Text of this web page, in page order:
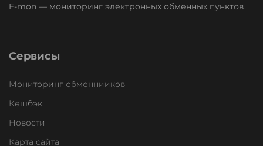
E-mon — мониторинг электронных обменных пунктов.
Сервисы
Мониторинг обменнииков
Кешбэк
Новости
Карта сайта